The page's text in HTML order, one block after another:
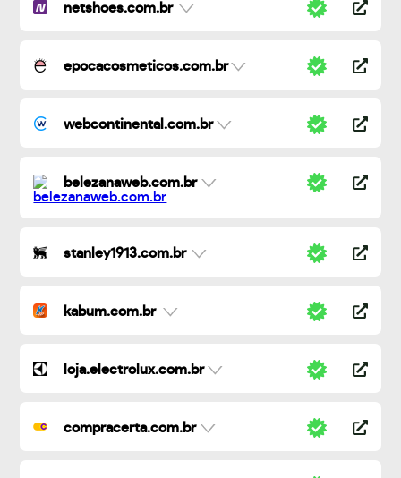
netshoes.com.br
epocacosmeticos.com.br
webcontinental.com.br
belezanaweb.com.br
stanley1913.com.br
kabum.com.br
loja.electrolux.com.br
compracerta.com.br